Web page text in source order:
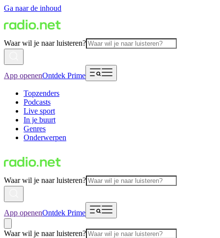
Ga naar de inhoud
Waar wil je naar luisteren?
App openenOntdek Prime
Topzenders
Podcasts
Live sport
In je buurt
Genres
Onderwerpen
Waar wil je naar luisteren?
App openenOntdek Prime
Waar wil je naar luisteren?